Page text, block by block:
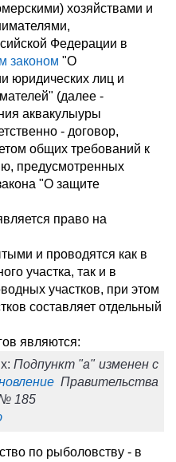
хозяйствами и
Федерации в
законом "О
юридических лиц и
(далее -
аквакулыуры
- договор,
общих требований к
предусмотренных
"О защите
право на
и проводятся как в
участка, так и в
участков, при этом
составляет отдельный
являются:
Подпункт "а" изменен с
Правительства
185
по рыболовству - в